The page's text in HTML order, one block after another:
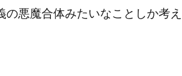
の悪魔合体みたいなことしか考